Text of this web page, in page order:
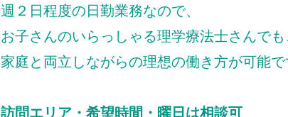
週２日程度の日勤業務なので、
お子さんのいらっしゃる理学療法士さんで
家庭と両立しながらの理想の働き方が可能
訪問エリア・希望時間・曜日は相談可